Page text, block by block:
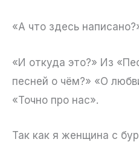
«А что здесь
«И откуда это?» Из
песней о чём?» «О
«Точно про нас».
Так как я женщина с